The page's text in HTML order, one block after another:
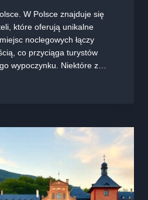
W Polsce znajduje się
które oferują unikalne
noclegowych łączy
co przyciąga turystów
wypoczynku. Niektóre z…